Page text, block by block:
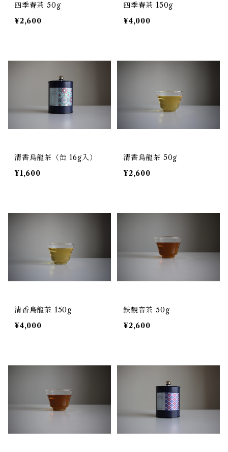
四季春茶 50g
¥2,600
四季春茶 150g
¥4,000
清香烏龍茶（缶 16g入）
¥1,600
清香烏龍茶 50g
¥2,600
清香烏龍茶 150g
¥4,000
鉄観音茶 50g
¥2,600